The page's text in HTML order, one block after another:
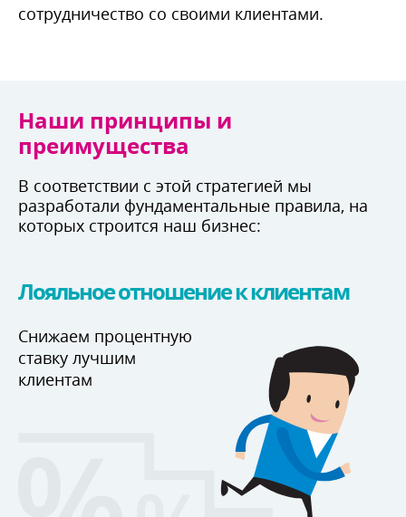
сотрудничество со своими клиентами.
Наши принципы и
преимущества
соответствии с этой стратегией мы
разработали фундаментальные правила, на
которых строится наш бизнес:
Лояльное отношение к клиентам
Снижаем процентную
ставку лучшим
клиентам